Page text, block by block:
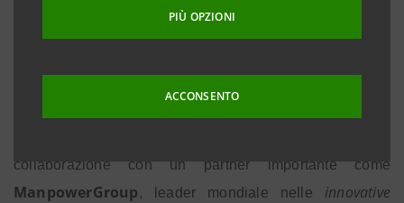
PIÙ OPZIONI
ACCONSENTO
collaborazione con un partner importante come
ManpowerGroup , leader mondiale nelle innovative